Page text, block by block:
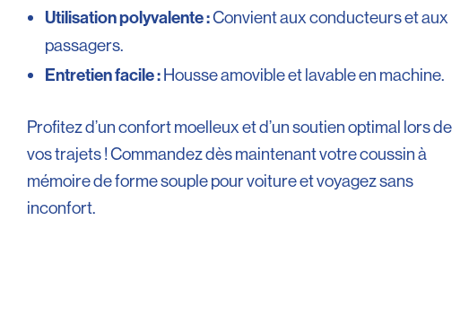
Utilisation polyvalente :Convient aux conducteurs et aux
passagers.
Entretien facile :Housse amovible et lavable en machine.
Profitez d’un confort moelleux et d’un soutien optimal lors de
vos trajets ! Commandez dès maintenant votre coussin à
mémoire de forme souple pour voiture et voyagez sans
inconfort.